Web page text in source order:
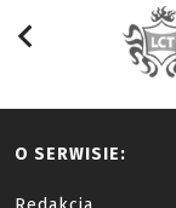
O SERWISIE: